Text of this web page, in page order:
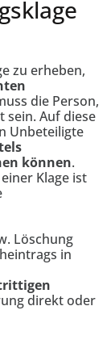
zu erheben,
die Person,
sein. Auf diese
Unbeteiligte
können.
Klage ist
Löschung
in
direkt oder